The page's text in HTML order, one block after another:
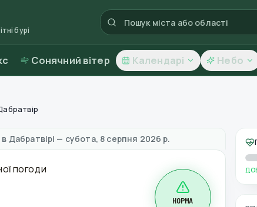
бурі
Сонячний вітер Календарі Небо
—погода та якість повітря
Дабратвірі — субота, 8 серпня 2026 р.
ПОГОДИ
НОРМА